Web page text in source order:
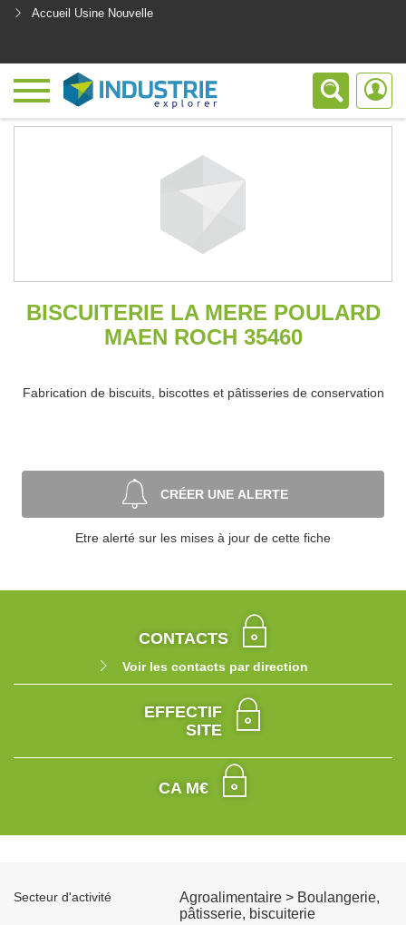
Accueil Usine Nouvelle
BISCUITERIE LA MERE POULARD
MAEN ROCH 35460
Fabrication de biscuits, biscottes et pâtisseries de conservation
CRÉER UNE ALERTE
Etre alerté sur les mises à jour de cette fiche
CONTACTS
Voir les contacts par direction
EFFECTIF
SITE
CA M€
Secteur d'activité
Agroalimentaire > Boulangerie,
pâtisserie, biscuiterie